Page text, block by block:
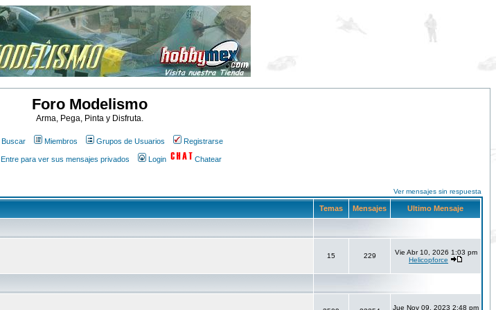
Foro Modelismo
Arma, Pega, Pinta y Disfruta.
Buscar Miembros Grupos de Usuarios Registrarse
Entre para ver sus mensajes privados Login Chatear
Ver mensajes sin respuesta
Temas Mensajes Ultimo Mensaje
15 229
Vie Abr 10, 2026 1:03 pm
Helicopforce
Jue Nov 09, 2023 2:48 pm